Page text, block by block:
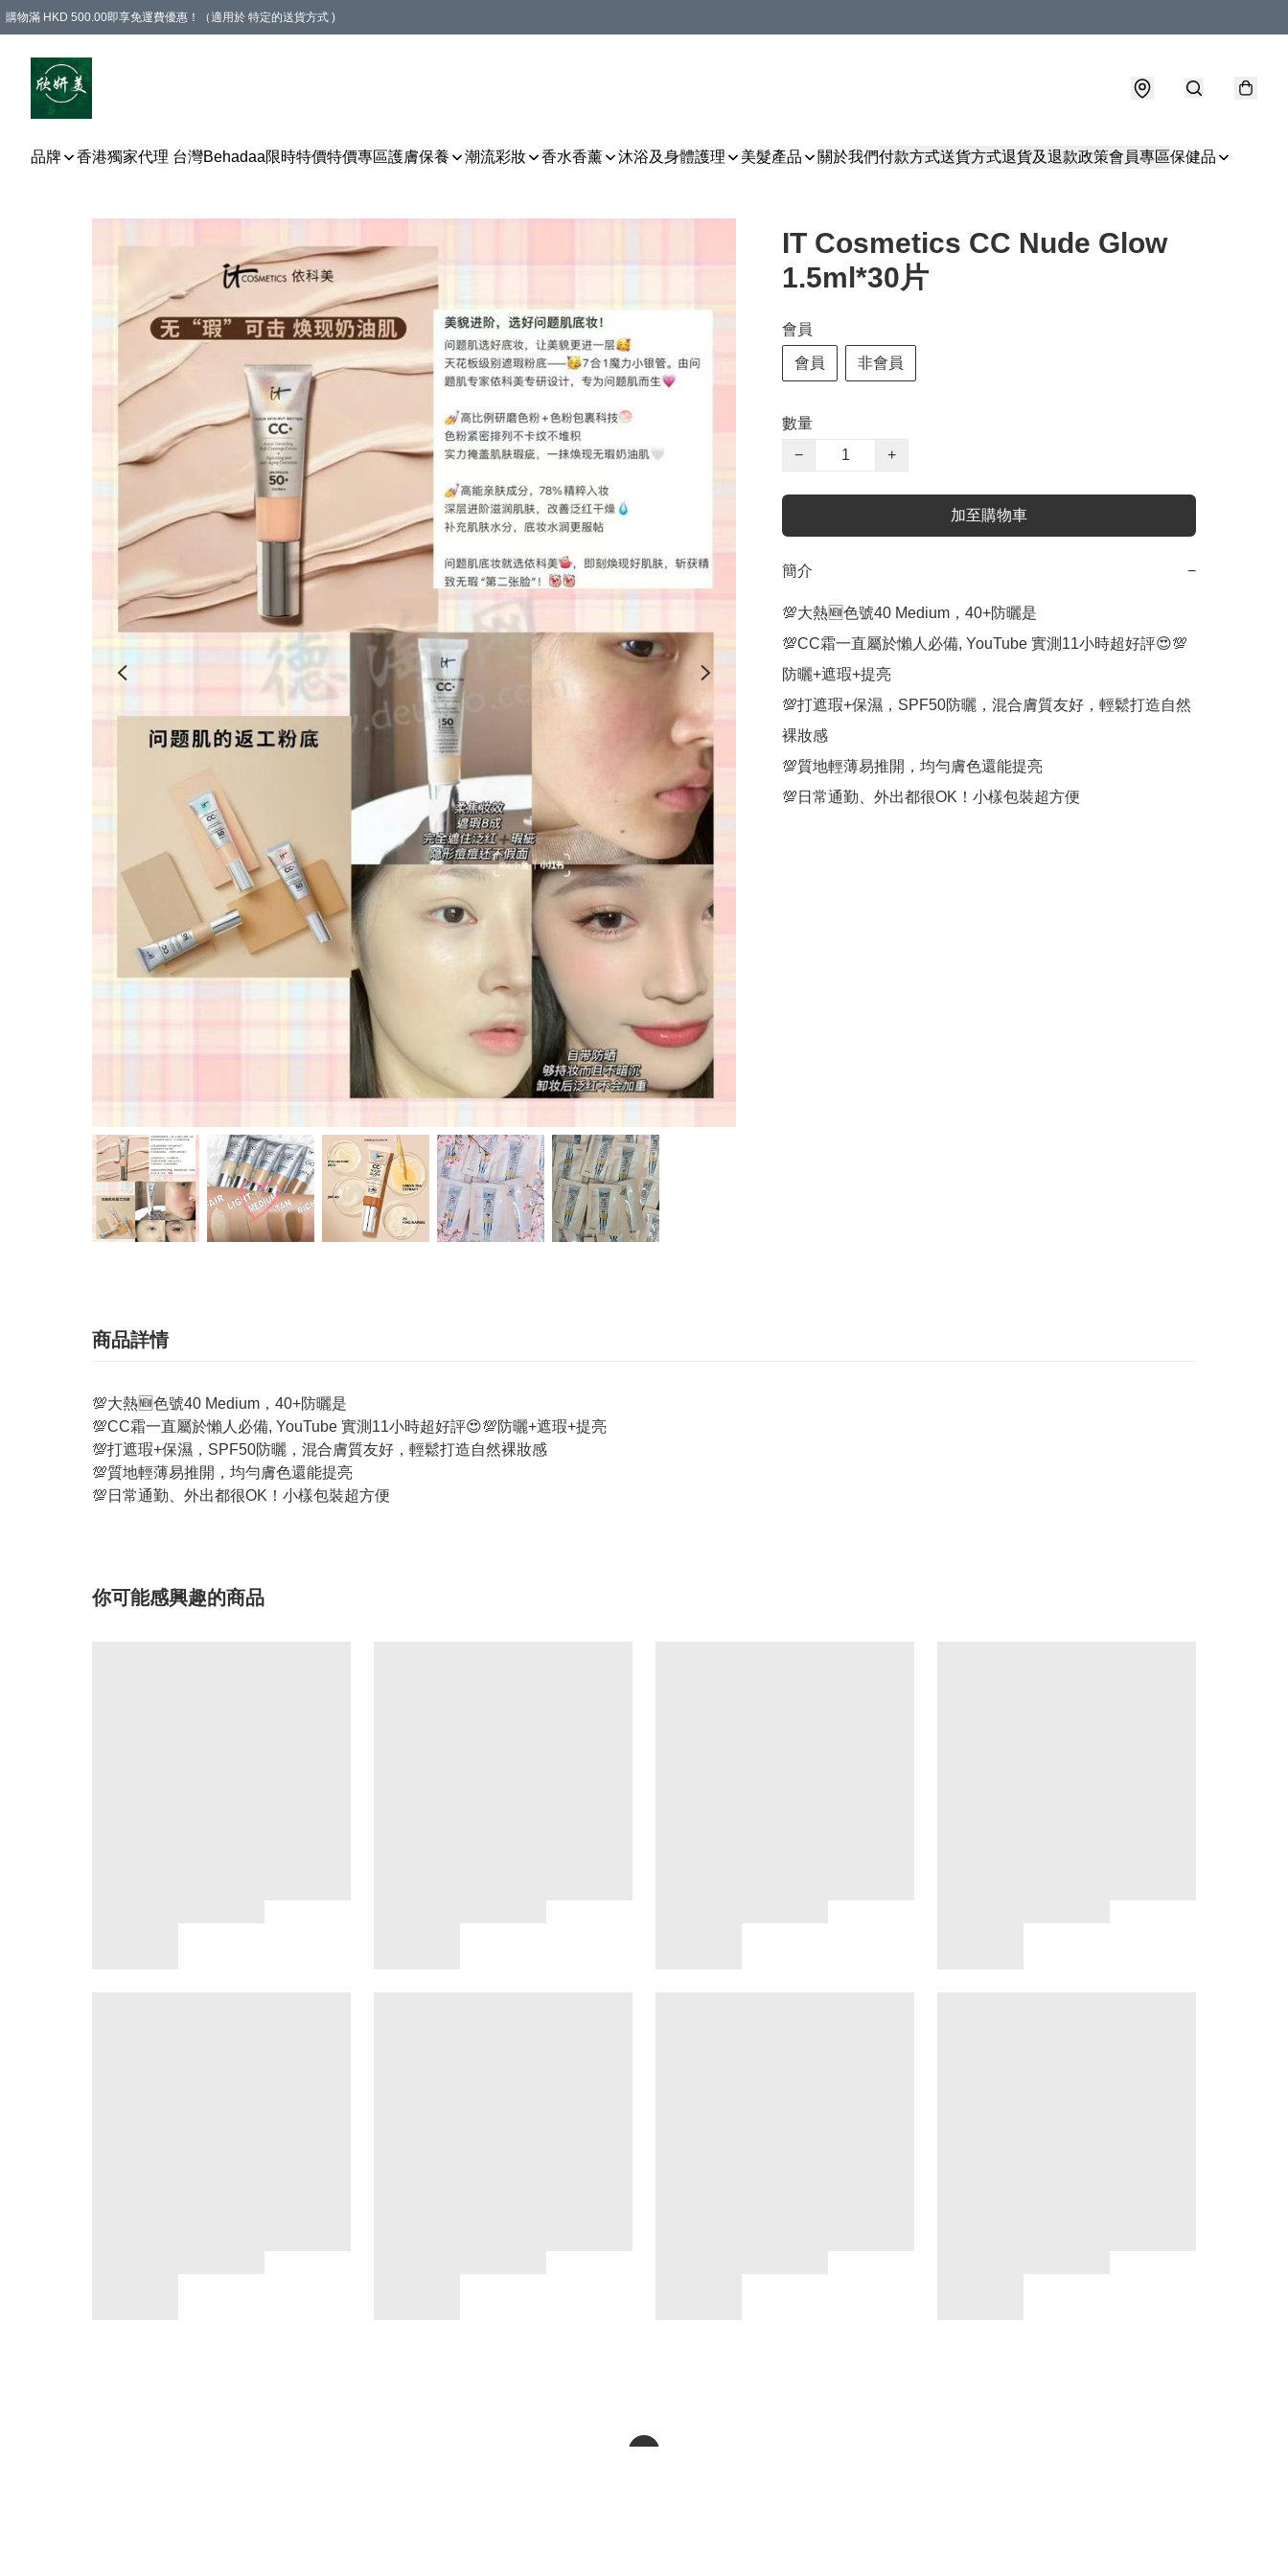
購物滿 HKD 500.00即享免運費優惠！（適用於 特定的送貨方式 )
品牌 香港獨家代理 台灣Behadaa限時特價特價專區護膚保養 潮流彩妝 香水香薰 沐浴及身體護理 美髮產品 關於我們付款方式送貨方式退貨及退款政策會員專區保健品
IT Cosmetics CC Nude Glow
1.5ml*30片
會員
會員 非會員
數量
−
+
加至購物車
簡介 −
💯大熱🆕色號40 Medium，40+防曬是
💯CC霜一直屬於懶人必備, YouTube 實測11小時超好評😍💯
防曬+遮瑕+提亮
💯打遮瑕+保濕，SPF50防曬，混合膚質友好，輕鬆打造自然
裸妝感
💯質地輕薄易推開，均勻膚色還能提亮
💯日常通勤、外出都很OK！小樣包裝超方便
商品詳情
💯大熱🆕色號40 Medium，40+防曬是
💯CC霜一直屬於懶人必備, YouTube 實測11小時超好評😍💯防曬+遮瑕+提亮
💯打遮瑕+保濕，SPF50防曬，混合膚質友好，輕鬆打造自然裸妝感
💯質地輕薄易推開，均勻膚色還能提亮
💯日常通勤、外出都很OK！小樣包裝超方便
你可能感興趣的商品